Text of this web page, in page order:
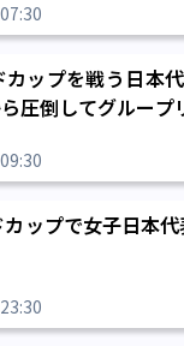
カップを戦う日本
圧倒してグループ
ップで女子日本